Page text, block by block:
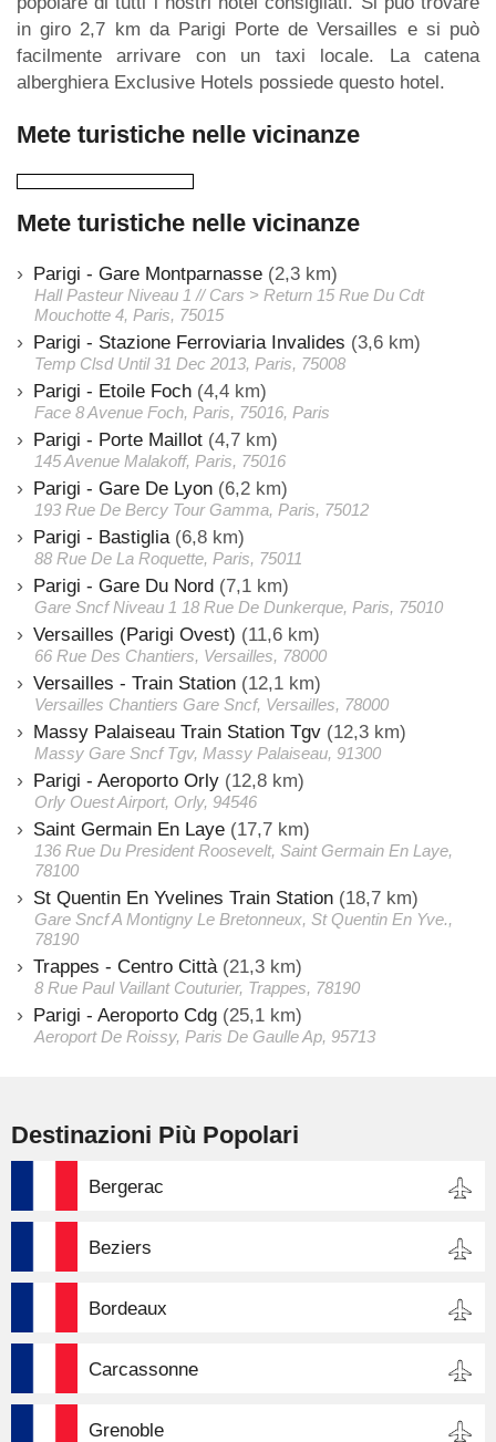
in giro 2,7 km da Parigi Porte de Versailles e si può
facilmente arrivare con un taxi locale. La catena
alberghiera Exclusive Hotels possiede questo hotel.
Mete turistiche nelle vicinanze
Mete turistiche nelle vicinanze
Parigi - Gare Montparnasse (2,3 km)
Hall Pasteur Niveau 1 // Cars > Return 15 Rue Du Cdt
Mouchotte 4, Paris, 75015
Parigi - Stazione Ferroviaria Invalides (3,6 km)
Temp Clsd Until 31 Dec 2013, Paris, 75008
Parigi - Etoile Foch (4,4 km)
Face 8 Avenue Foch, Paris, 75016, Paris
Parigi - Porte Maillot (4,7 km)
145 Avenue Malakoff, Paris, 75016
Parigi - Gare De Lyon (6,2 km)
193 Rue De Bercy Tour Gamma, Paris, 75012
Parigi - Bastiglia (6,8 km)
88 Rue De La Roquette, Paris, 75011
Parigi - Gare Du Nord (7,1 km)
Gare Sncf Niveau 1 18 Rue De Dunkerque, Paris, 75010
Versailles (Parigi Ovest) (11,6 km)
66 Rue Des Chantiers, Versailles, 78000
Versailles - Train Station (12,1 km)
Versailles Chantiers Gare Sncf, Versailles, 78000
Massy Palaiseau Train Station Tgv (12,3 km)
Massy Gare Sncf Tgv, Massy Palaiseau, 91300
Parigi - Aeroporto Orly (12,8 km)
Orly Ouest Airport, Orly, 94546
Saint Germain En Laye (17,7 km)
136 Rue Du President Roosevelt, Saint Germain En Laye,
78100
St Quentin En Yvelines Train Station (18,7 km)
Gare Sncf A Montigny Le Bretonneux, St Quentin En Yve.,
78190
Trappes - Centro Città (21,3 km)
8 Rue Paul Vaillant Couturier, Trappes, 78190
Parigi - Aeroporto Cdg (25,1 km)
Aeroport De Roissy, Paris De Gaulle Ap, 95713
Destinazioni Più Popolari
Bergerac
Beziers
Bordeaux
Carcassonne
Grenoble